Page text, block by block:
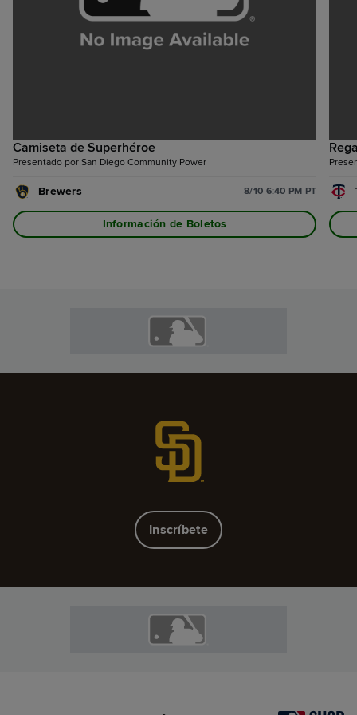
Camiseta de Superhéroe
Presentado por San Diego Community Power
Brewers 8/10 6:40 PM PT
Información de Boletos
Inscríbete